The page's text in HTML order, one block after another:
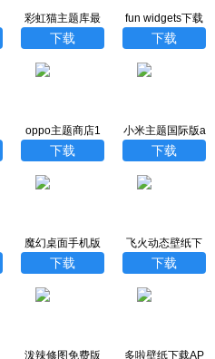
彩虹猫主题库最
新版
下载
fun widgets下载
官方正版
下载
oppo主题商店1
0.11.0版本下载
下载
小米主题国际版a
pp
下载
魔幻桌面手机版
下载
下载
飞火动态壁纸下
载官网手机版
下载
泼辣修图免费版
多啦壁纸下载AP